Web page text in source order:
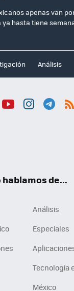
apenas van
hasta tiene
Análisis
hablamos de...
Análisis
Especiales
Tecnología
México